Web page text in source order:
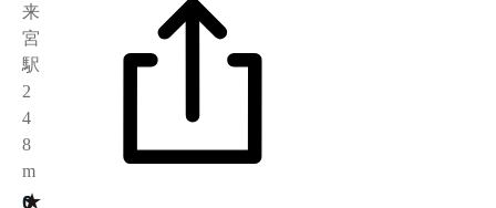
来
宮
駅
2
4
8
m
★
0
0